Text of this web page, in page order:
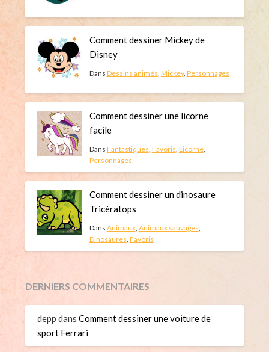
Comment dessiner Mickey de
Disney
Dans Dessins animés, Mickey, Personnages
Comment dessiner une licorne
facile
Dans Fantastiques Favoris Licorne,
Personnages
Comment dessiner un dinosaure
Tricératops
Dans Animaux, Animaux sauvages
Dinosaures Favoris
DERNIERS COMMENTAIRES
depp dansComment dessiner une voiture de
sport Ferrari